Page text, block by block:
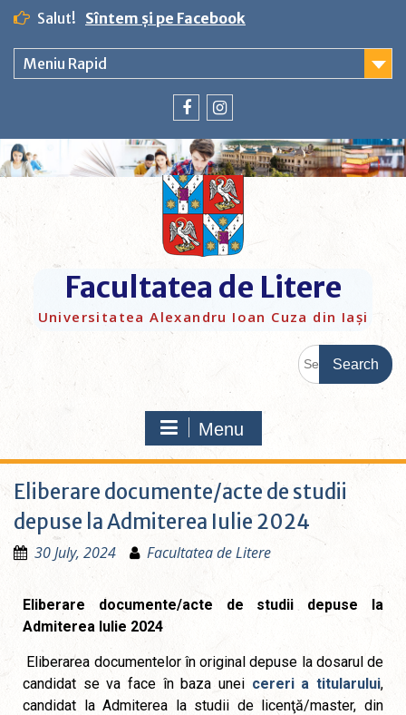
Salut! Sîntem și pe Facebook
Meniu Rapid
Facultatea de Litere
Universitatea Alexandru Ioan Cuza din Iași
Menu
Eliberare documente/acte de studii
depuse la Admiterea Iulie 2024
30 July, 2024 Facultatea de Litere
Eliberare documente/acte de studii depuse la
Admiterea Iulie 2024
Eliberarea documentelor în original depuse la dosarul de
candidat se va face în baza unei cereri a titularului,
candidat la Admiterea la studii de licenţă/master, din